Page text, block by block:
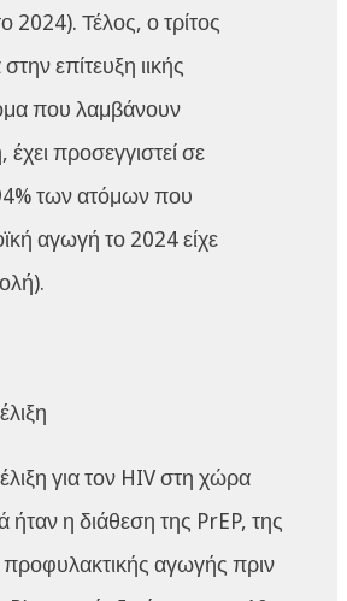
2024). Τέλος, ο τρίτος
επίτευξη ιικής
που λαμβάνουν
προσεγγιστεί σε
των ατόμων που
αγωγή το 2024 είχε
για τον HIV στη χώρα
ήταν η διάθεση της PrEP, της
αγωγής πριν